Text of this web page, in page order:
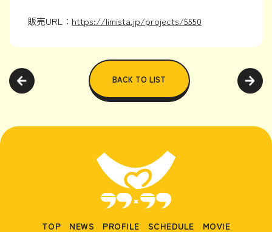
販売URL： https://limista.jp/projects/5550
BACK TO LIST
TOP NEWS PROFILE SCHEDULE MOVIE